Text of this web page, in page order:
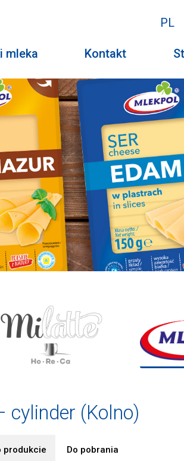
PL
mleka Kontakt
cylinder (Kolno)
produkcie Do pobrania